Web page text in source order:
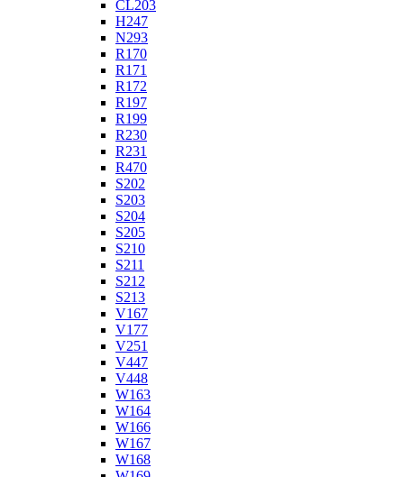
CL203
H247
N293
R170
R171
R172
R197
R199
R230
R231
R470
S202
S203
S204
S205
S210
S211
S212
S213
V167
V177
V251
V447
V448
W163
W164
W166
W167
W168